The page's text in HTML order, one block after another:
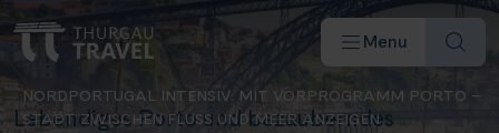
Menu
NORDPORTUGAL INTENSIV: MIT VORPROGRAMM PORTO –
STADT ZWISCHEN FLUSS UND MEER ANZEIGEN
Lebendiges Porto und bezauberndes